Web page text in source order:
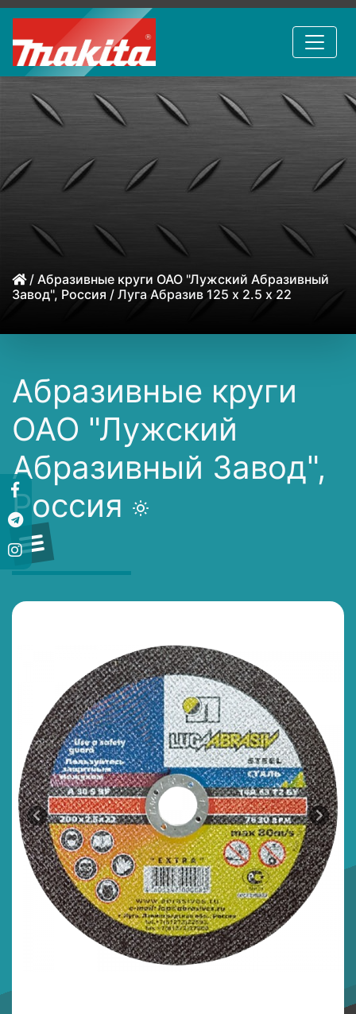
/ Абразивные круги ОАО "Лужский Абразивный
Завод", Россия / Луга Абразив 125 х 2.5 х 22
Абразивные круги
ОАО "Лужский
Абразивный Завод",
Россия